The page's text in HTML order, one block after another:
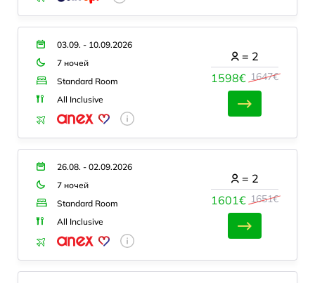
03.09. - 10.09.2026
7 ночей
Standard Room
All Inclusive
1598€ 1647€
= 2
26.08. - 02.09.2026
7 ночей
Standard Room
All Inclusive
1601€ 1651€
= 2